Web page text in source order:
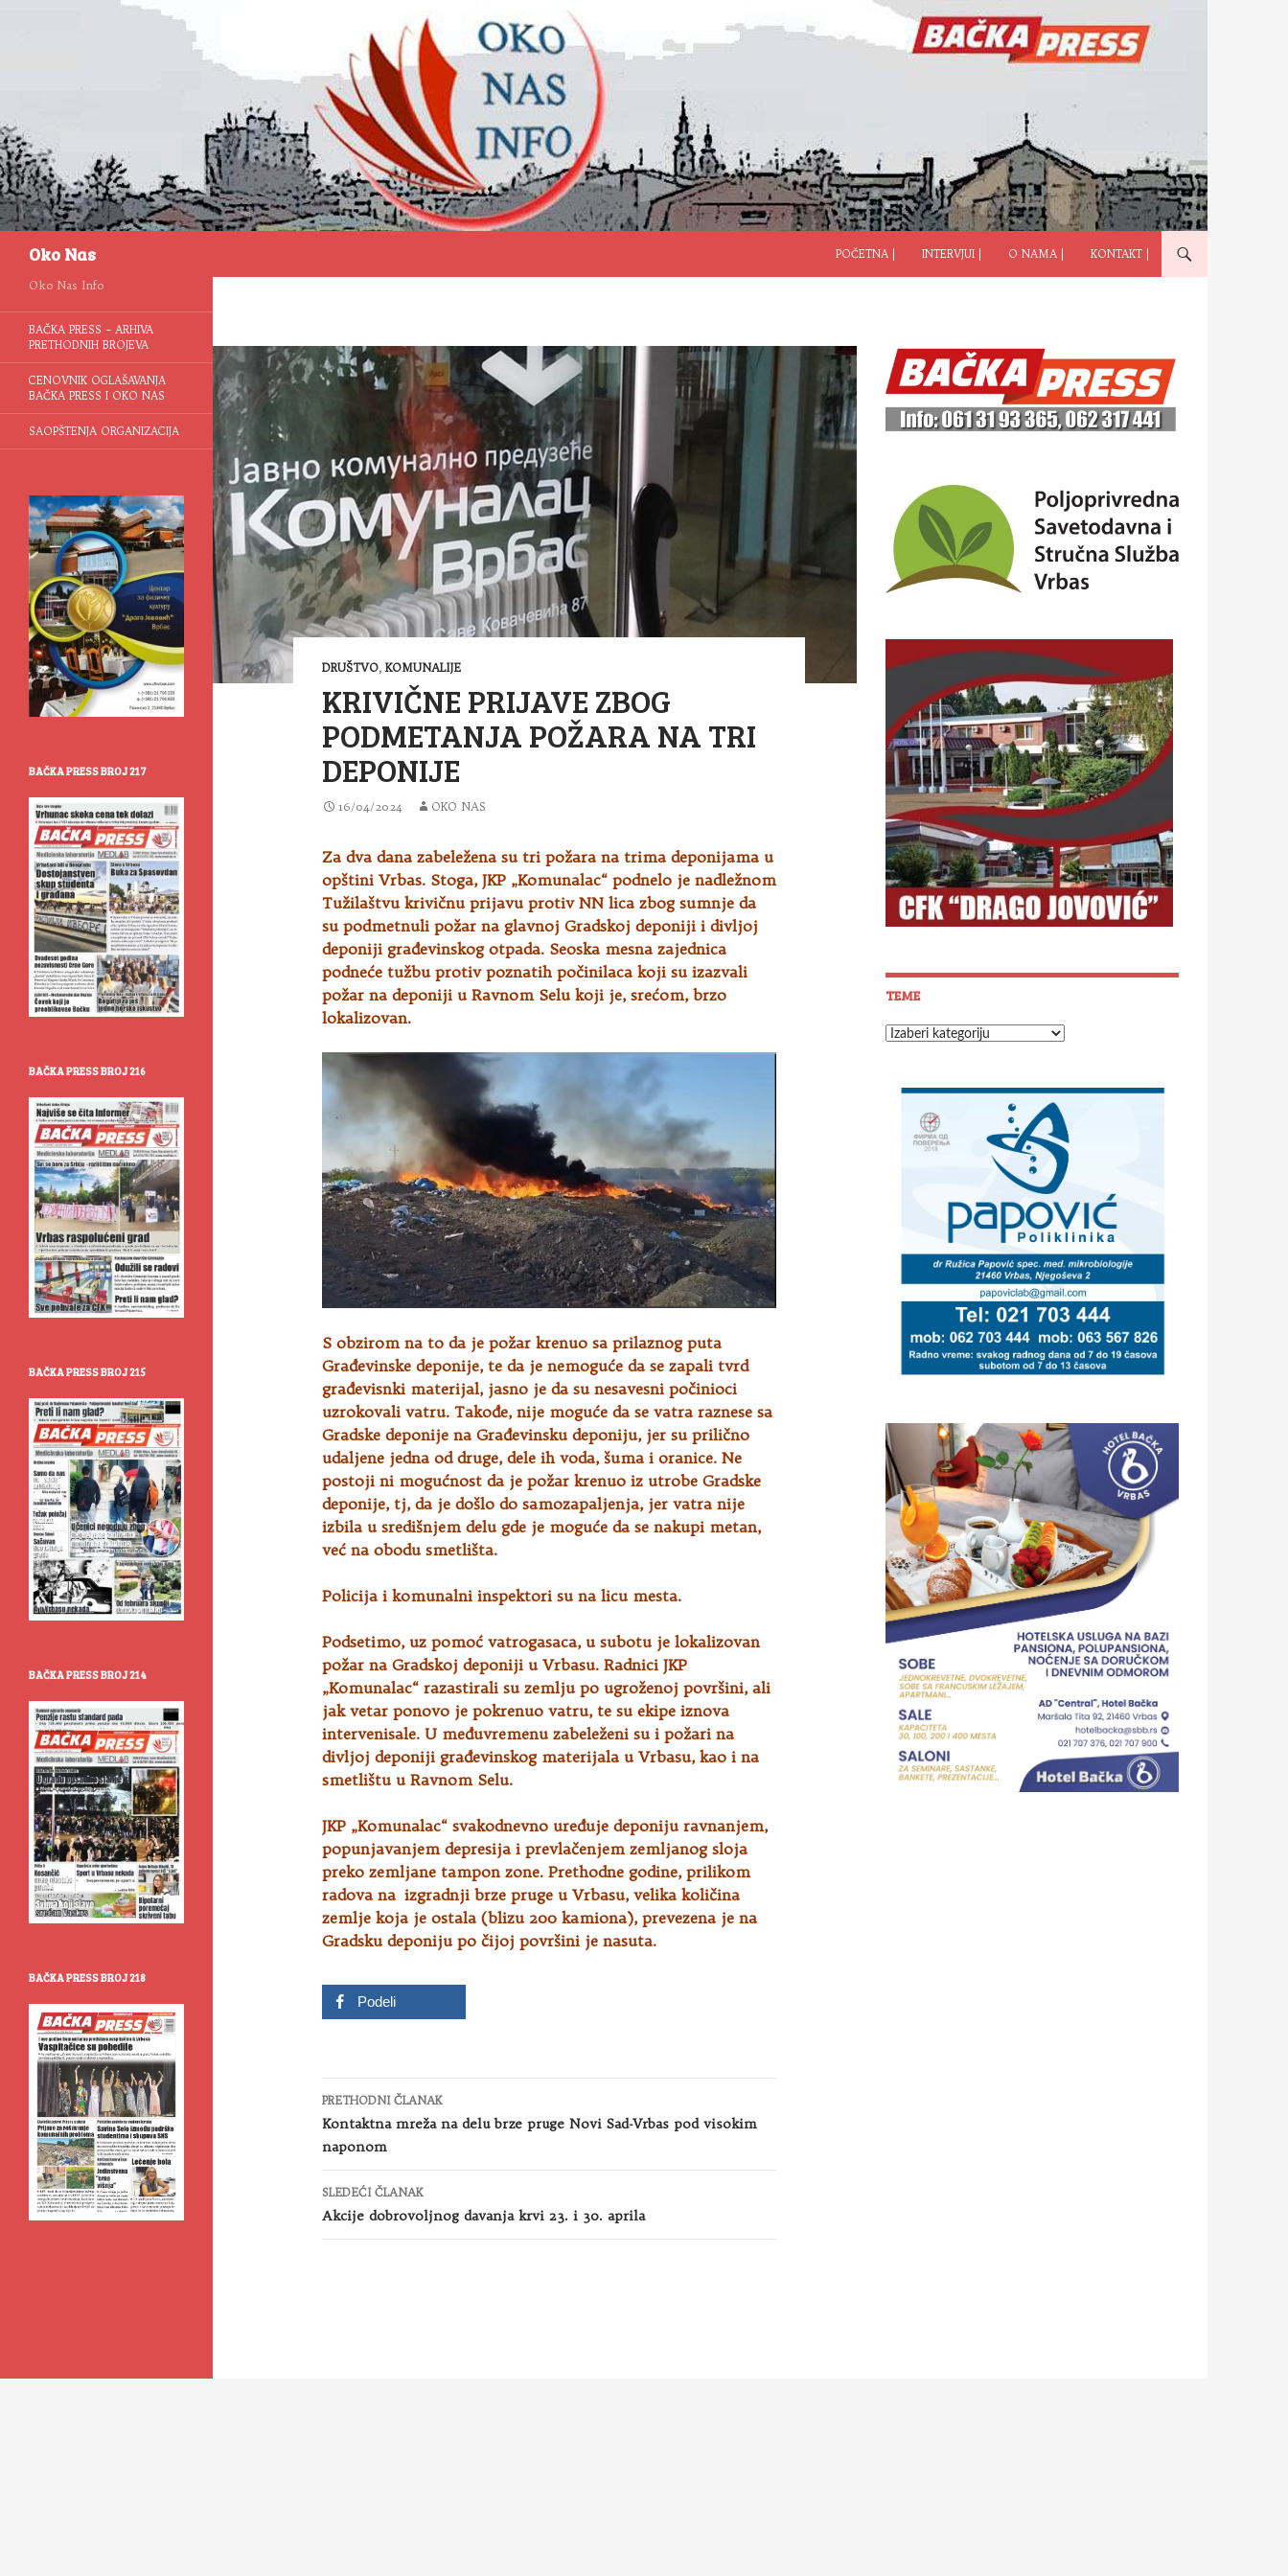
Oko Nas
POČETNA |
INTERVJUI | O NAMA | KONTAKT |
DRUŠTVO, KOMUNALIJE
KRIVIČNE PRIJAVE ZBOG
PODMETANJA POŽARA NA TRI
DEPONIJE
16/04/2024 OKO NAS
Za dva dana zabeležena su tri požara na trima deponijama u
opštini Vrbas. Stoga, JKP „Komunalac“ podnelo je nadležnom
Tužilaštvu krivičnu prijavu protiv NN lica zbog sumnje da
su podmetnuli požar na glavnoj Gradskoj deponiji i divljoj
deponiji građevinskog otpada. Seoska mesna zajednica
podneće tužbu protiv poznatih počinilaca koji su izazvali
požar na deponiji u Ravnom Selu koji je, srećom, brzo
lokalizovan.
S obzirom na to da je požar krenuo sa prilaznog puta
Građevinske deponije, te da je nemoguće da se zapali tvrd
građevisnki materijal, jasno je da su nesavesni počinioci
uzrokovali vatru. Takođe, nije moguće da se vatra raznese sa
Gradske deponije na Građevinsku deponiju, jer su prilično
udaljene jedna od druge, dele ih voda, šuma i oranice. Ne
postoji ni mogućnost da je požar krenuo iz utrobe Gradske
deponije, tj, da je došlo do samozapaljenja, jer vatra nije
izbila u središnjem delu gde je moguće da se nakupi metan,
već na obodu smetlišta.
Policija i komunalni inspektori su na licu mesta.
Podsetimo, uz pomoć vatrogasaca, u subotu je lokalizovan
požar na Gradskoj deponiji u Vrbasu. Radnici JKP
„Komunalac“ razastirali su zemlju po ugroženoj površini, ali
jak vetar ponovo je pokrenuo vatru, te su ekipe iznova
intervenisale. U međuvremenu zabeleženi su i požari na
divljoj deponiji građevinskog materijala u Vrbasu, kao i na
smetlištu u Ravnom Selu.
JKP „Komunalac“ svakodnevno uređuje deponiju ravnanjem,
popunjavanjem depresija i prevlačenjem zemljanog sloja
preko zemljane tampon zone. Prethodne godine, prilikom
radova na izgradnji brze pruge u Vrbasu, velika količina
zemlje koja je ostala (blizu 200 kamiona), prevezena je na
Gradsku deponiju po čijoj površini je nasuta.
Podeli
Kretanje
članaka
PRETHODNI ČLANAK
Kontaktna mreža na delu brze pruge Novi Sad-Vrbas pod visokim
naponom
SLEDEĆI ČLANAK
Akcije dobrovoljnog davanja krvi 23. i 30. aprila
TEME
Teme
Oko Nas Info
BAČKA PRESS – ARHIVA
PRETHODNIH BROJEVA
CENOVNIK OGLAŠAVANJA
BAČKA PRESS I OKO NAS
SAOPŠTENJA ORGANIZACIJA
BAČKA PRESS BROJ 217
BAČKA PRESS BROJ 216
BAČKA PRESS BROJ 215
BAČKA PRESS BROJ 214
BAČKA PRESS BROJ 218